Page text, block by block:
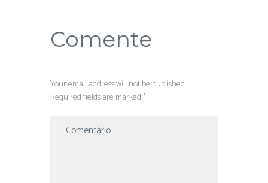
Comente
Your email address will not be published.
Required fields are marked *